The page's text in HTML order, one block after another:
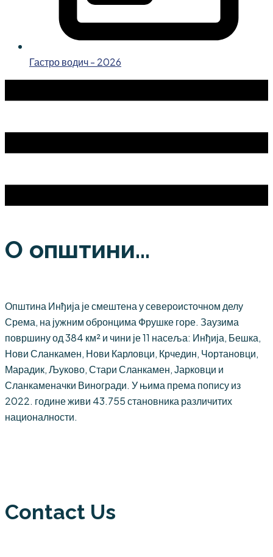
Гастро водич - 2026
О општини...
Општина Инђија је смештена у североисточном делу
Срема, на јужним обронцима Фрушке горе. Заузима
површину од 384 км² и чини је 11 насеља: Инђија, Бешка,
Нови Сланкамен, Нови Карловци, Крчедин, Чортановци,
Марадик, Љуково, Стари Сланкамен, Јарковци и
Сланкаменачки Виногради. У њима према попису из
2022. године живи 43.755 становника различитих
националности.
Contact Us